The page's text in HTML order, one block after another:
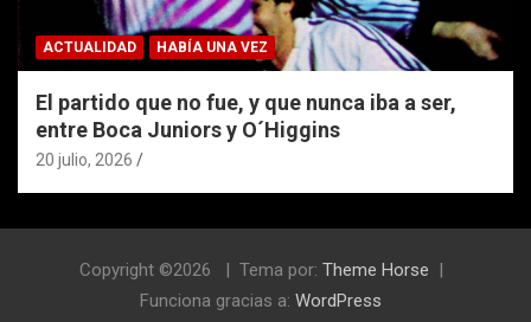
ACTUALIDAD HABÍA UNA VEZ
El partido que no fue, y que nunca iba a ser,
entre Boca Juniors y O´Higgins
20 julio, 2026
Copyright ©2026 Tema por: Theme Horse
Funciona gracias a: WordPress